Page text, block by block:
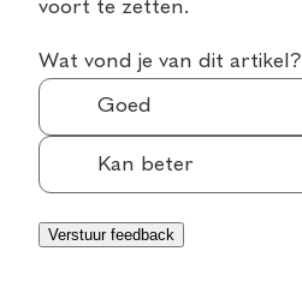
voort te zetten.
Wat vond je van dit artikel?
Goed
Kan beter